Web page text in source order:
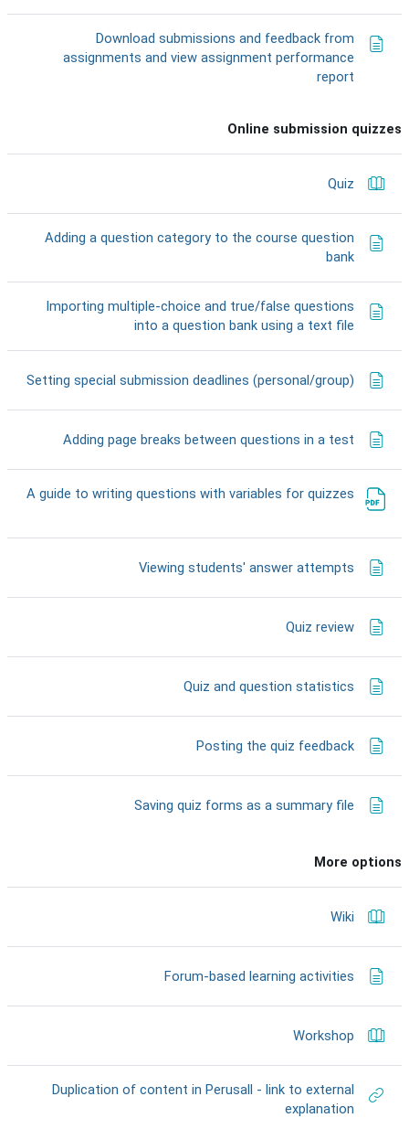
Download submissions and feedback from
assignments and view assignment performance
reportדף תוכן מעוצב
Online submission quizzes
Quizספר
Adding a question category to the course question
bankדף תוכן מעוצב
Importing multiple-choice and true/false questions
into a question bank using a text fileדף תוכן מעוצב
Setting special submission deadlines (personal/group)דף
Adding page breaks between questions in a testדף תוכן
A guide to writing questions with variables for quizzes
Viewing students' answer attemptsדף תוכן מעוצב
Quiz reviewדף תוכן מעוצב
Quiz and question statisticsדף תוכן מעוצב
Posting the quiz feedbackדף תוכן מעוצב
Saving quiz forms as a summary fileדף תוכן מעוצב
More options
Wikiספר
Forum-based learning activitiesדף תוכן מעוצב
Workshopספר
Duplication of content in Perusall - link to external
explanationקישור לאתר אינטרנט